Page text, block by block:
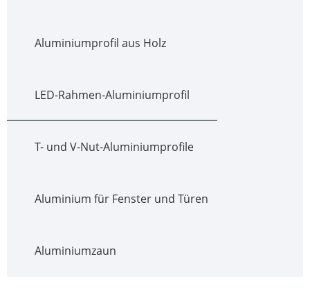
Aluminiumprofil aus Holz
LED-Rahmen-Aluminiumprofil
T- und V-Nut-Aluminiumprofile
Aluminium für Fenster und Türen
Aluminiumzaun